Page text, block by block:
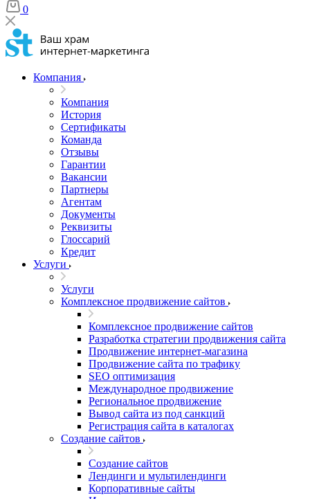
0
Компания
Компания
История
Сертификаты
Команда
Отзывы
Гарантии
Вакансии
Партнеры
Агентам
Документы
Реквизиты
Глоссарий
Кредит
Услуги
Услуги
Комплексное продвижение сайтов
Комплексное продвижение сайтов
Разработка стратегии продвижения сайта
Продвижение интернет-магазина
Продвижение сайта по трафику
SEO оптимизация
Международное продвижение
Региональное продвижение
Вывод сайта из под санкций
Регистрация сайта в каталогах
Создание сайтов
Создание сайтов
Лендинги и мультилендинги
Корпоративные сайты